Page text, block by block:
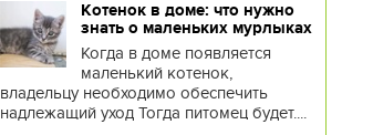
Котенок в доме: что нужно
знать о маленьких мурлыках
Когда в доме появляется
маленький котенок,
владельцу необходимо обеспечить
надлежащий уход Тогда питомец будет....